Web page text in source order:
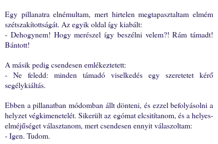
Egy pillanatra elnémultam, mert hirtelen megtapasztaltam elmém
szétszakítottságát. Az egyik oldal így kiabált:
- Dehogynem! Hogy merészel így beszélni velem?! Rám támadt!
Bántott!
A másik pedig csendesen emlékeztetett:
- Ne feledd: minden támadó viselkedés egy szeretetet kérő
segélykiáltás.
Ebben a pillanatban módomban állt dönteni, és ezzel befolyásolni a
helyzet végkimenetelét. Sikerült az egómat elcsitítanom, és a helyes-
elméjűséget választanom, mert csendesen ennyit válaszoltam:
- Igen. Tudom.